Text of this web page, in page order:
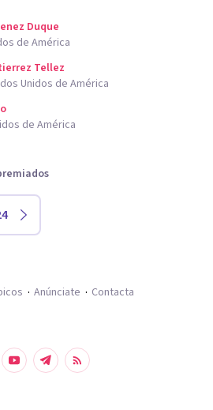
Duque
de América
Tellez
Unidos de América
de América
Anúnciate Contacta